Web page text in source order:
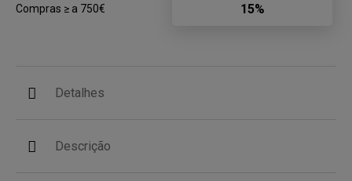
Compras ≥ a 750€ 15%
Detalhes
Descrição